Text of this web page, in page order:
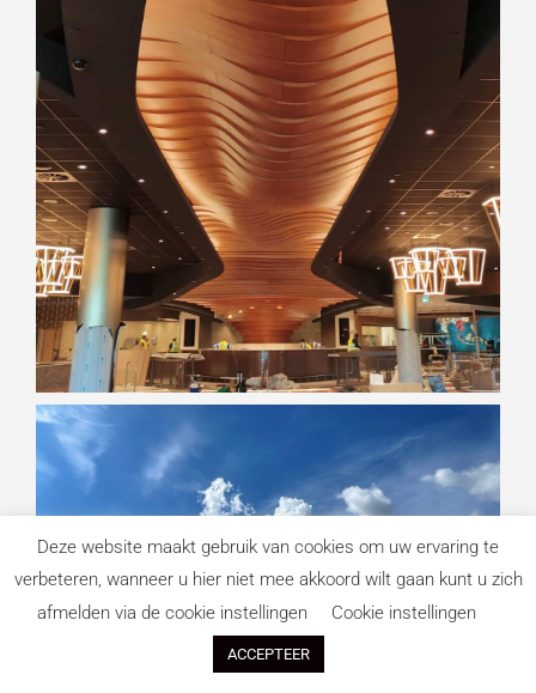
Deze website maakt gebruik van cookies om uw ervaring te
verbeteren, wanneer u hier niet mee akkoord wilt gaan kunt u zich
afmelden via de cookie instellingen
Cookie instellingen
ACCEPTEER